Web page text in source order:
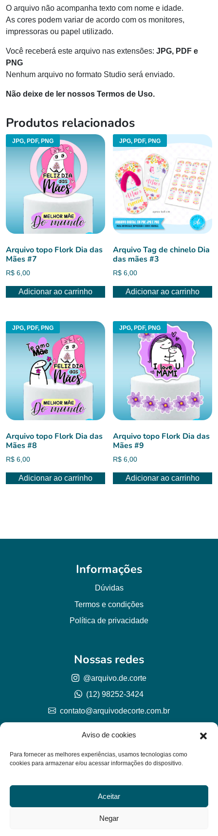
Aviso de cookies
Para fornecer as melhores experiências, usamos tecnologias como
cookies para armazenar e/ou acessar informações do dispositivo.
Aceitar
Negar
O arquivo não acompanha texto com nome e idade.
As cores podem variar de acordo com os monitores,
impressoras ou papel utilizado.
Você receberá este arquivo nas extensões: JPG, PDF e
PNG
Nenhum arquivo no formato Studio será enviado.
Não deixe de ler nossos Termos de Uso.
Produtos relacionados
JPG, PDF, PNG
Arquivo topo Flork Dia das
Mães #7
R$ 6,00
Adicionar ao carrinho
JPG, PDF, PNG
Arquivo Tag de chinelo Dia
das mães #3
R$ 6,00
Adicionar ao carrinho
JPG, PDF, PNG
Arquivo topo Flork Dia das
Mães #8
R$ 6,00
Adicionar ao carrinho
JPG, PDF, PNG
Arquivo topo Flork Dia das
Mães #9
R$ 6,00
Adicionar ao carrinho
Informações
Dúvidas
Termos e condições
Política de privacidade
© Arquivo de corte 2026
CNPJ 57.978.789/0001-77
Lh Graphic Designer
Nossas redes
@arquivo.de.corte
(12) 98252-3424
contato@arquivodecorte.com.br